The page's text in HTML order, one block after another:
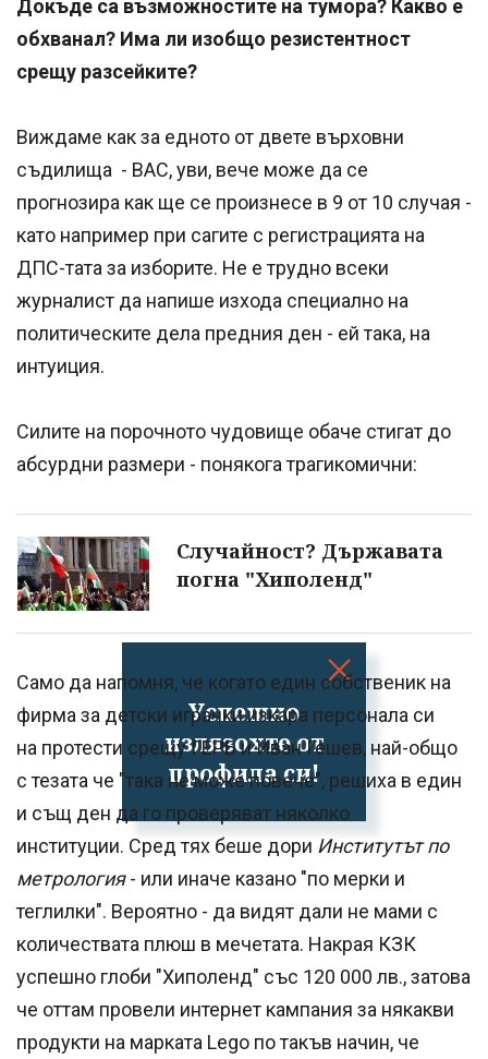
Успешно
излязохте от
профила си!
Докъде са възможностите на тумора? Какво е
обхванал? Има ли изобщо резистентност
срещу разсейките?
Виждаме как за едното от двете върховни
съдилища - ВАС, уви, вече може да се
прогнозира как ще се произнесе в 9 от 10 случая -
като например при сагите с регистрацията на
ДПС-тата за изборите. Не е трудно всеки
журналист да напише изхода специално на
политическите дела предния ден - ей така, на
интуиция.
Силите на порочното чудовище обаче стигат до
абсурдни размери - понякога трагикомични:
Случайност? Държавата
погна "Хиполенд"
Само да напомня, че когато един собственик на
фирма за детски играчки изкара персонала си
на протести срещу ГЕРБ и Иван Гешев, най-общо
с тезата че "така не може повече", решиха в един
и същ ден да го проверяват няколко
институции. Сред тях беше дори Институтът по
метрология- или иначе казано "по мерки и
теглилки". Вероятно - да видят дали не мами с
количествата плюш в мечетата. Накрая КЗК
успешно глоби "Хиполенд" със 120 000 лв., затова
че оттам провели интернет кампания за някакви
продукти на марката Lego по такъв начин, че